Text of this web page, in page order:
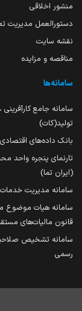
منشور اخلاقی
دستورالعمل مدیریت
نقشه سایت
مناقصه و مزایده
سامانه‌ها
سامانه جامع
تولید(کات)
بانک داده‌های
تارنمای پنجره واحد
(ایران تما)
سامانه مدیریت
قانون مالیات‌های
سامانه تشخیص
رسمی